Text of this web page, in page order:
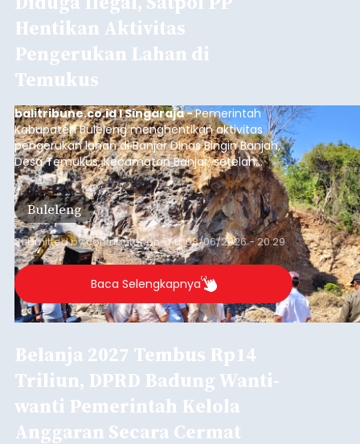
Diduga Ilegal, Satpol PP
Hentikan Aktivitas
Pengerukan Lahan di
Temukus